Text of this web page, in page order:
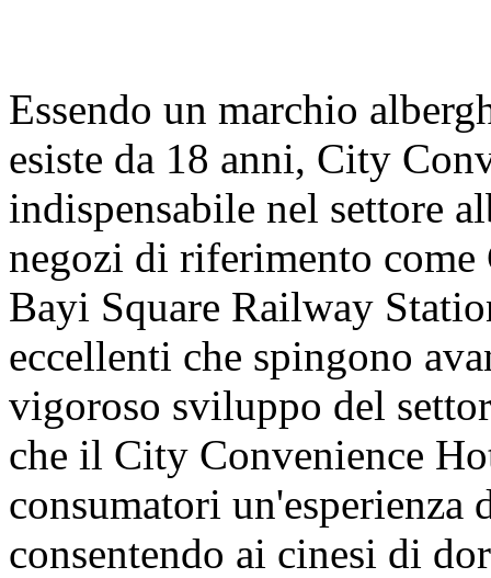
Essendo un marchio
esiste da 18 anni, City
indispensabile nel settore
negozi di riferimento
Bayi Square Railway
eccellenti che spingono
vigoroso sviluppo del
che il City Convenience
consumatori
consentendo ai cinesi di